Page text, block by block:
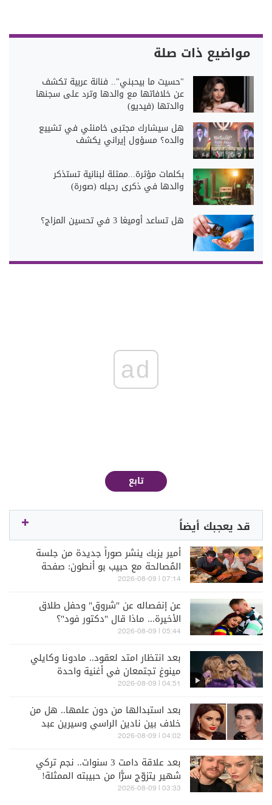
مواضيع ذات صلة
"حسيت ما بيحبني".. فنانة عربية تكشف
عن خلافاتها مع والدها وترد على سجنها
والدتها (فيديو)
هل سيشارك مجتبى خامنئي في تشييع
والده؟ مسؤول إيراني يكشف
بكلمات مؤثرة...ممثلة لبنانية تستذكر
والدها في ذكرى رحيله (صورة)
هل تساعد أوميغا 3 في تحسين المزاج؟
ad
تابع
قد يعجبك أيضاً
أمير يزبك ينشر صوراً جديدة من جلسة
المُصالحة مع حبيب بو أنطون: صفحة
الخلاف طُوِيَت إلى غير رجعة
07:14 | 2026-08-09
عن إنفصاله عن "شروق" وحفل طلاق
الأخيرة... ماذا قال "دكتور فود"؟
05:44 | 2026-08-09
بعد انتظار امتد لعقود.. مادونا وكايلي
مينوغ تجتمعان في أغنية واحدة
04:51 | 2026-08-09
بعد استبدالها من دون علمها.. هل من
خلاف بين نادين الراسي وسيرين عبد
النور؟
04:02 | 2026-08-09
بعد علاقة دامت 3 سنوات.. نجم تركي
شهير يتزوّج سرًّا من حبيبته الممثلة!
03:33 | 2026-08-09